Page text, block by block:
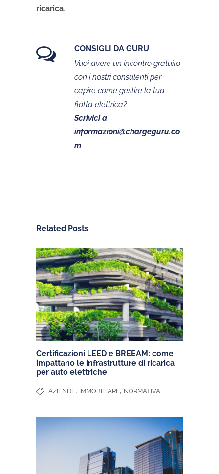
ricarica.
CONSIGLI DA GURU
Vuoi avere un incontro gratuito
con i nostri consulenti per
capire come gestire la tua
flotta elettrica?
Scrivici a
informazioni@chargeguru.co
m
Related Posts
Certificazioni LEED e BREEAM: come
impattano le infrastrutture di ricarica
per auto elettriche
AZIENDE, IMMOBILIARE, NORMATIVA